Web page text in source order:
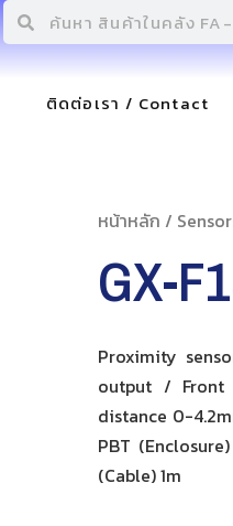
ติดต่อเรา / Contact
หน้าหลัก /
GX-
Proximity
output / Front
distance 0-
PBT
(Cable) 1m